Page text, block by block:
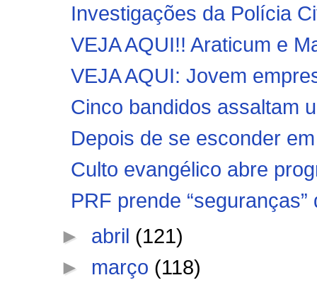
Investigações da Polícia
VEJA AQUI!! Araticum e
VEJA AQUI: Jovem
Cinco bandidos assaltam
Depois de se esconder
Culto evangélico abre
PRF prende
► abril (121)
► março (118)